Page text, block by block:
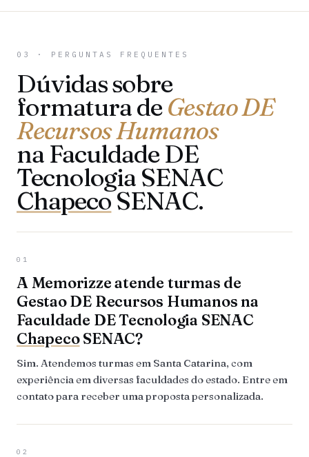
03 · PERGUNTAS FREQUENTES
Dúvidas sobre
formatura deGestao DE
Recursos Humanos
na Faculdade DE
Tecnologia SENAC
ChapecoSENAC.
01
A Memorizze atende turmas de
Gestao DE Recursos Humanos na
Faculdade DE Tecnologia SENAC
ChapecoSENAC?
Sim. Atendemos turmas em Santa Catarina, com
experiência em diversas faculdades do estado. Entre em
contato para receber uma proposta personalizada.
02